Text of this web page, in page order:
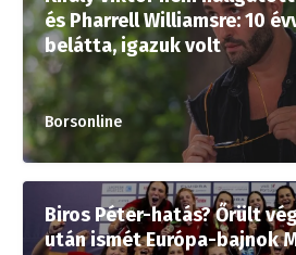
és Pharrell Williamsre: 10
belátta, igazuk volt
Borsonline
Biros Péter-hatás? Őrült
után ismét Európa-bajnok